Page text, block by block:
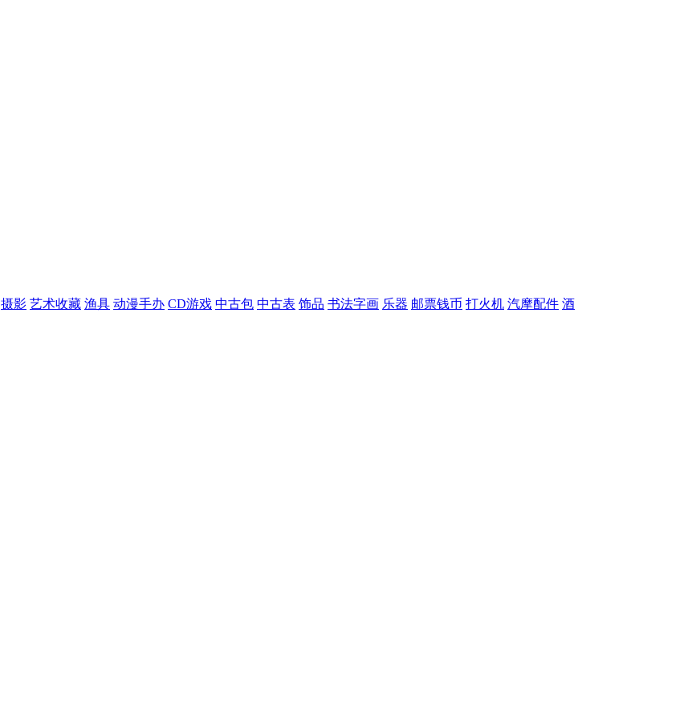
摄影 艺术收藏 渔具 动漫手办 CD游戏 中古包 中古表 饰品 书法字画 乐器 邮票钱币 打火机 汽摩配件 酒